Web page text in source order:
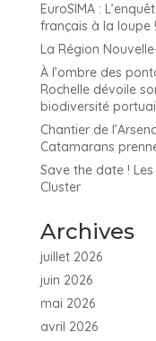
EuroSIMA :
français à la loupe !
La Région
À l’ombre des
Rochelle dévoile
biodiversité
Chantier de
Catamarans
Save the date !
Cluster
Archives
juillet 2026
juin 2026
mai 2026
avril 2026